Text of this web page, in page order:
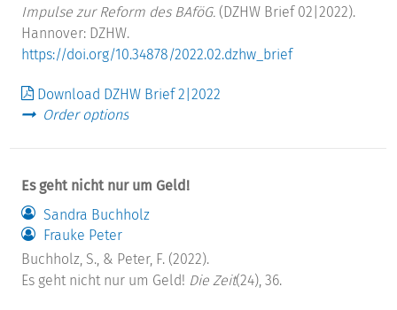
Impulse zur Reform des BAföG. (DZHW Brief 02|2022).
Hannover: DZHW.
https://doi.org/10.34878/2022.02.dzhw_brief
Download DZHW Brief 2|2022
Order options
Es geht nicht nur um Geld!
Sandra Buchholz
Frauke Peter
Buchholz, S., & Peter, F. (2022).
Es geht nicht nur um Geld! Die Zeit(24), 36.